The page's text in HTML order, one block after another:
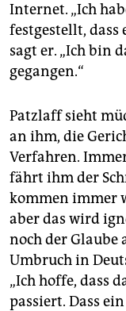
Internet. „Ich
festgestellt, dass
sagt er. „Ich bin
gegangen.“
Patzlaff sieht
an ihm, die
Verfahren.
fährt ihm der
kommen immer
aber das wird
noch der Glaube
Umbruch in
„Ich hoffe, dass
passiert. Dass